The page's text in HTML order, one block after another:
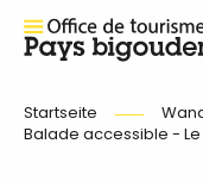
Startseite
Balade accessible -